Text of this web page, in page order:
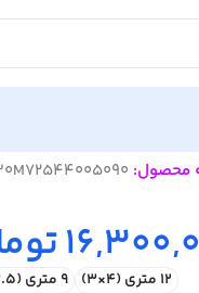
محصول:
12 متری (4×3) 9 متری (3.5×2.5)